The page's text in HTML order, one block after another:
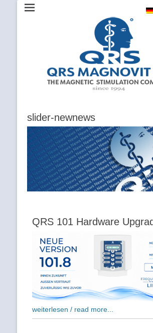
The Magnetic Stimulation Company
slider-newnews
QRS 101 Hardware
weiterlesen / read more...